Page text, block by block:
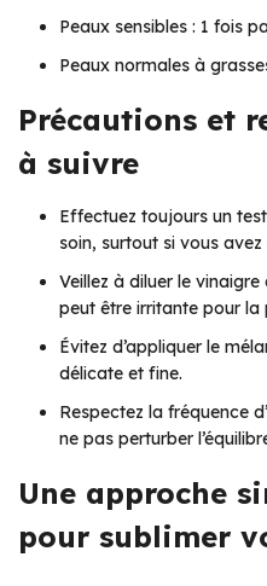
Peaux sensibles : 1 fois
Peaux normales à
Précautions et
à suivre
Effectuez toujours un
soin, surtout si vous avez
Veillez à diluer le
peut être irritante pour la
Évitez d’appliquer le
délicate et fine.
Respectez la fréquence
ne pas perturber
Une approche
pour sublimer